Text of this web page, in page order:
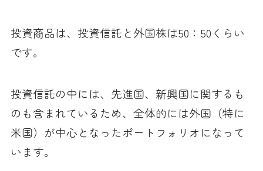
投資商品は、投資信託と外国株は50：50くらい
です。
投資信託の中には、先進国、新興国に関するも
のも含まれているため、全体的には外国（特に
米国）が中心となったポートフォリオになって
います。